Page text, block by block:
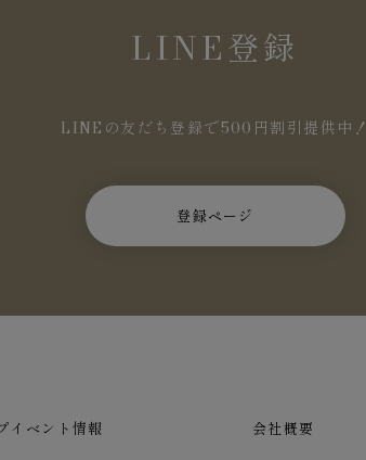
LINE登録
LINEの友だち登録で500円割引提供中！
登録ページ
イベント情報 会社概要